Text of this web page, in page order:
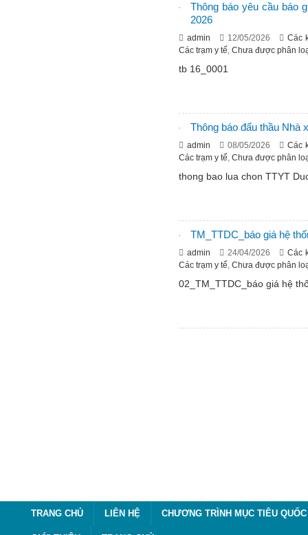
Thông báo yêu cầu báo
2026
admin 12/05/2026
Các
Các trạm y tế, Chưa được phân
tb 16_0001
Thông báo đấu thầu Nhà
admin 08/05/2026
Các
Các trạm y tế, Chưa được phân
thong bao lua chon TTYT
TM_TTDC_báo giá hệ
admin 24/04/2026
Các
Các trạm y tế, Chưa được phân
02_TM_TTDC_báo giá hệ
TRANG CHỦ LIÊN HỆ CHƯƠNG TRÌNH MỤC TIÊU